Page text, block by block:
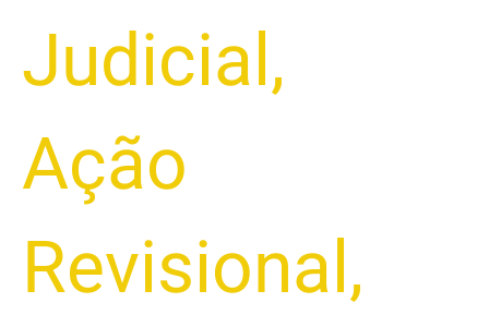
Judicial ,
Ação
Revisional ,